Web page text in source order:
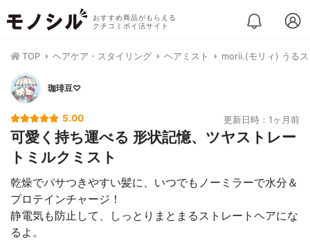
おすすめ商品がもらえる
クチコミポイ活サイト
TOP ヘアケア・スタイリング ヘアミスト morii.(モリィ) うる
珈琲豆♡
5.00 更新日時：1ヶ月前
可愛く持ち運べる 形状記憶、ツヤストレー
トミルクミスト
乾燥でパサつきやすい髪に、いつでもノーミラーで水分＆
プロテインチャージ！
静電気も防止して、しっとりまとまるストレートヘアにな
るよ。